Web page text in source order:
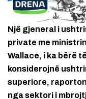
Një gjeneral i
private me
Wallace, i ka bërë
konsiderojnë
superiore,
nga sektori i